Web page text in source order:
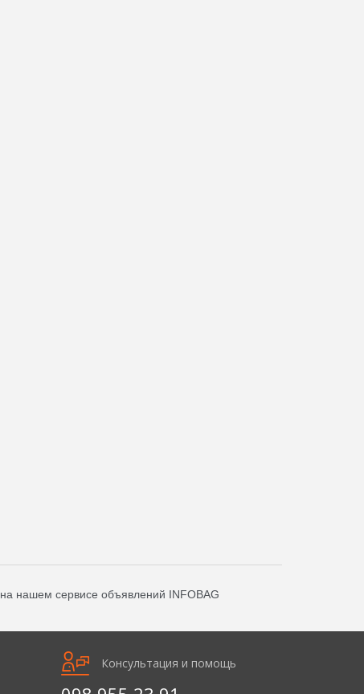
на нашем сервисе объявлений INFOBAG
Консультация и помощь